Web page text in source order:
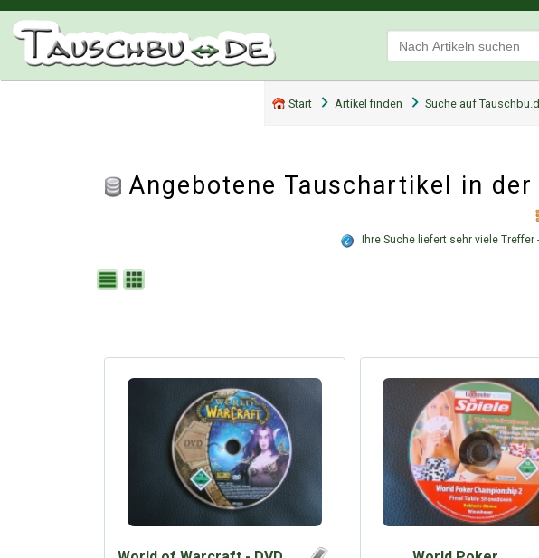
Start Artikel finden Suche auf
Angebotene Tauschartikel in der
Ihre Suche liefert sehr viele Treffer